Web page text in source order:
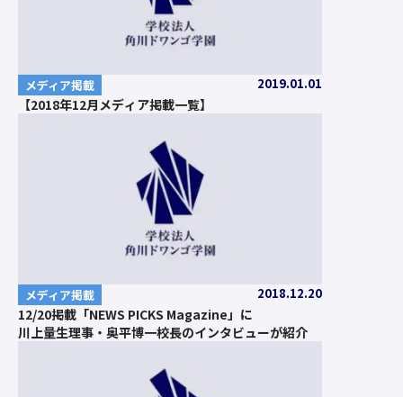
メディア掲載 2019.01.01
【2018年12月メディア掲載一覧】
メディア掲載 2018.12.20
12/20掲載「NEWS PICKS Magazine」に
川上量生理事・奥平博一校長のインタビューが紹介